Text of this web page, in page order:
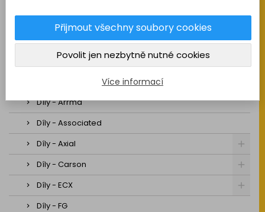
Stavebnice aut elektro
Auta na spalovací motor
Náhradní díly
Díly - Arrma
Díly - Associated
Díly - Axial
Díly - Carson
Díly - ECX
Díly - FG
Přijmout všechny soubory cookies
Povolit jen nezbytně nutné cookies
Více informací